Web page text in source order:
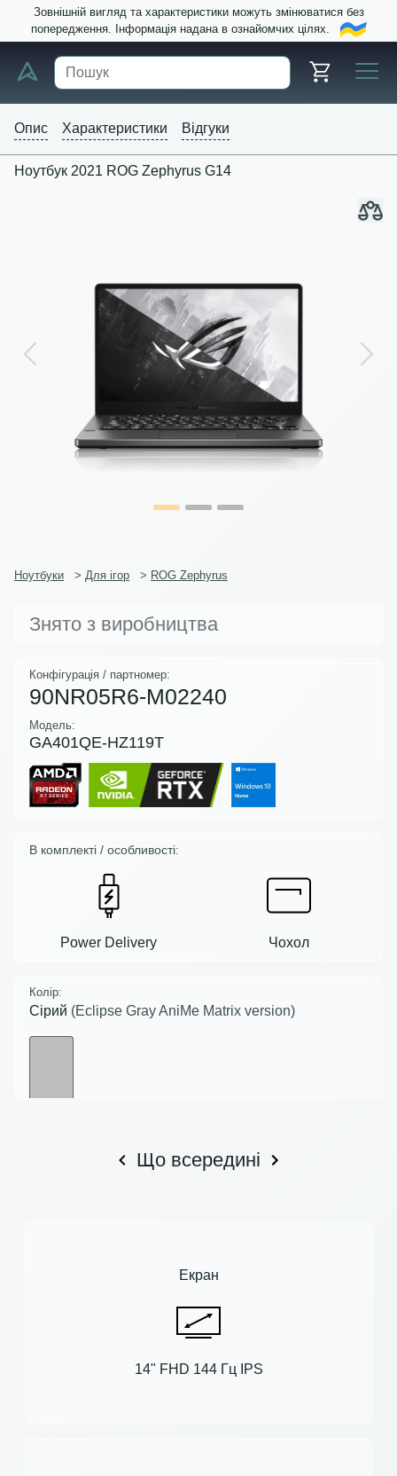
Зовнішній вигляд та характеристики можуть змінюватися без
попередження. Інформація надана в ознайомчих цілях.
Опис Характеристики Відгуки
Ноутбук 2021 ROG Zephyrus G14
Previous Next
Ноутбуки > Для ігор > ROG Zephyrus
Знято з виробництва
Конфігурація / партномер:
90NR05R6-M02240
Модель:
GA401QE-HZ119T
В комплекті / особливості:
Power Delivery Чохол
Колір:
Сірий (Eclipse Gray AniMe Matrix version)
Що всередині
Екран
14" FHD 144 Гц IPS